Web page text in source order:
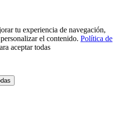
tu experiencia de navegación,
el contenido. Política de
aceptar todas